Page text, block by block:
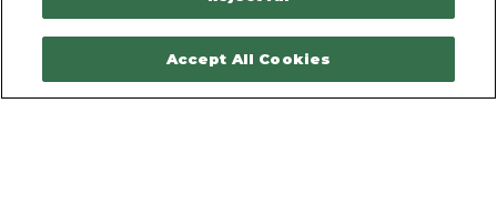
Accept All Cookies